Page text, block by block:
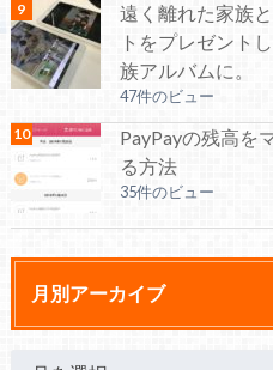
遠く離れた家族
トをプレゼント
族アルバムに。
47件のビュー
PayPayの残高を
る方法
35件のビュー
月別アーカイブ